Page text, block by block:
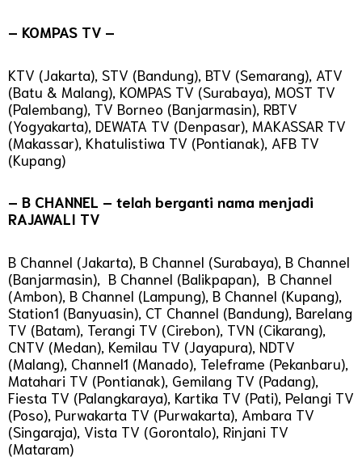
– KOMPAS TV –
KTV (Jakarta), STV (Bandung), BTV (Semarang), ATV
(Batu & Malang), KOMPAS TV (Surabaya), MOST TV
(Palembang), TV Borneo (Banjarmasin), RBTV
(Yogyakarta), DEWATA TV (Denpasar), MAKASSAR TV
(Makassar), Khatulistiwa TV (Pontianak), AFB TV
(Kupang)
– B CHANNEL – telah berganti nama menjadi
RAJAWALI TV
B Channel (Jakarta), B Channel (Surabaya), B Channel
(Banjarmasin), B Channel (Balikpapan), B Channel
(Ambon), B Channel (Lampung), B Channel (Kupang),
Station1 (Banyuasin), CT Channel (Bandung), Barelang
TV (Batam), Terangi TV (Cirebon), TVN (Cikarang),
CNTV (Medan), Kemilau TV (Jayapura), NDTV
(Malang), Channel1 (Manado), Teleframe (Pekanbaru),
Matahari TV (Pontianak), Gemilang TV (Padang),
Fiesta TV (Palangkaraya), Kartika TV (Pati), Pelangi TV
(Poso), Purwakarta TV (Purwakarta), Ambara TV
(Singaraja), Vista TV (Gorontalo), Rinjani TV
(Mataram)